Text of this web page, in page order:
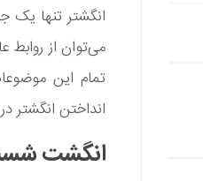
انگشتر تنها
می‌توان از
تمام این
انداختن
انگشت